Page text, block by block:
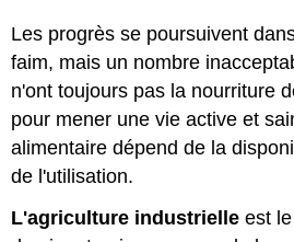
Les progrès se poursuivent
faim, mais un nombre
n'ont toujours pas la nourriture
pour mener une vie active et
alimentaire dépend de la
de l'utilisation.
L'agriculture industrielle est